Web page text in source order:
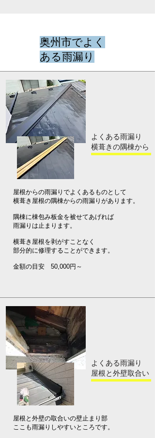
奥州市でよく
ある雨漏り
よくある雨漏り
​横葺きの隅棟から
屋根からの雨漏りでよくあるものとして
横葺き屋根の隅棟からの雨漏りがあります。
隅棟に棟包み板金を被せてあげれば
雨漏りは止まります。
横葺き屋根を剥がすことなく
​部分的に修理することができます。
​金額の目安 50,000円～
よくある雨漏り
​屋根と外壁取合い
屋根と外壁の取合いの壁止まり部
ここも雨漏りしやすいところです。